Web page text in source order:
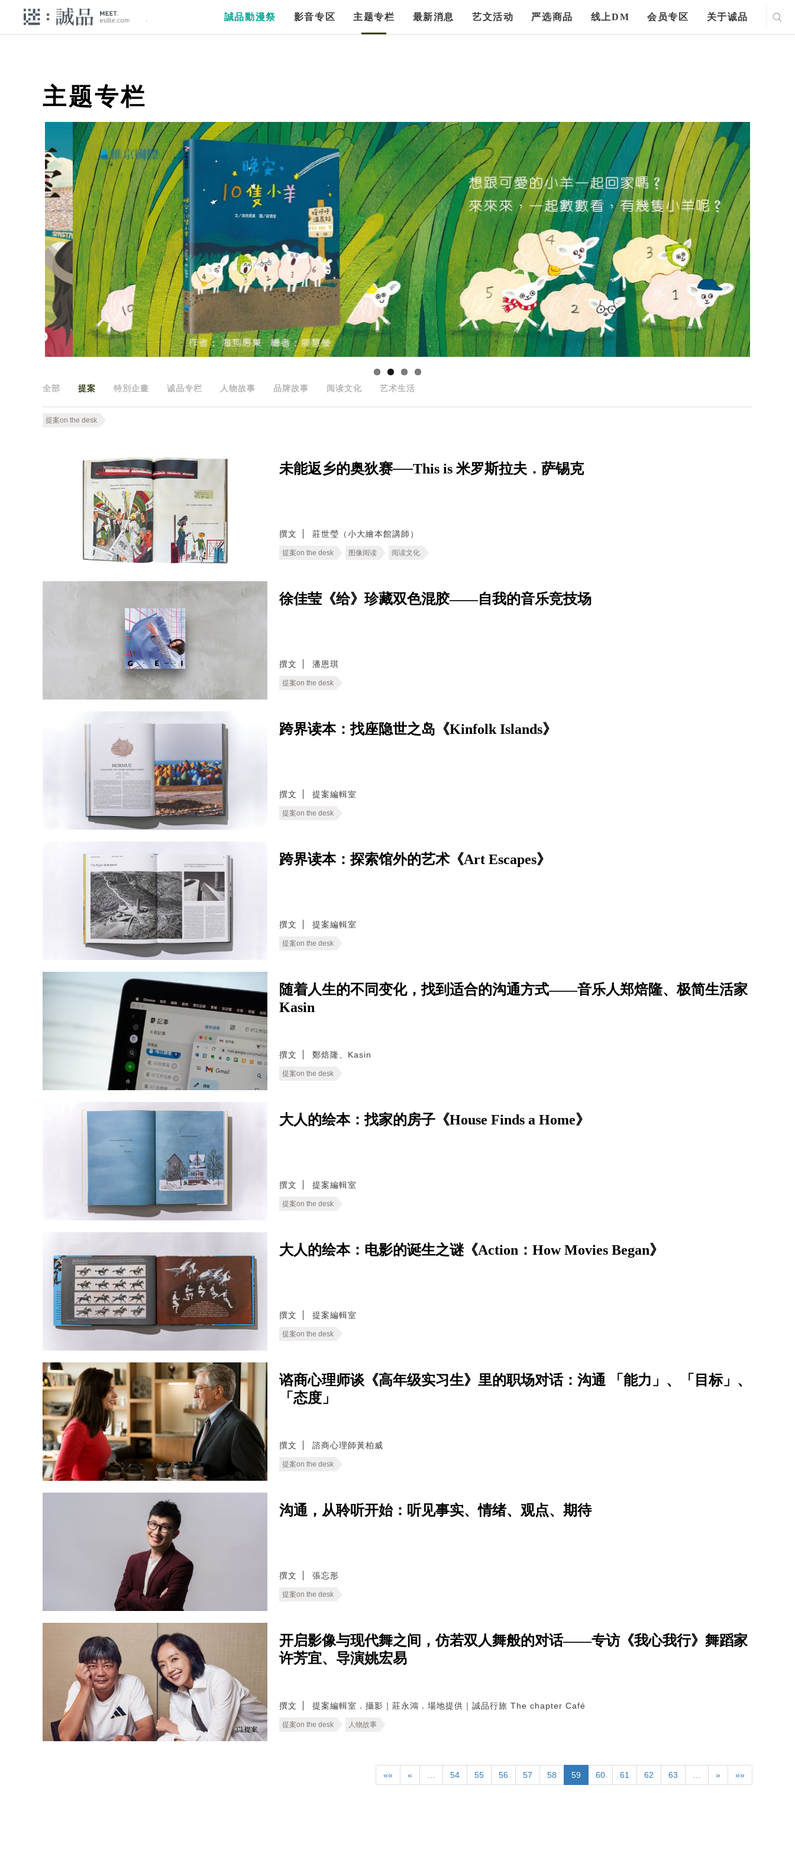
誠品動漫祭 影音专区 主题专栏 最新消息 艺文活动 严选商品 线上DM 会员专区 关于诚品
主题专栏
全部 提案 特別企畫 诚品专栏 人物故事 品牌故事 阅读文化 艺术生活
提案on the desk
未能返乡的奥狄赛──This is 米罗斯拉夫．萨锡克
撰文 莊世瑩（小大繪本館講師）
提案on the desk 图像阅读 阅读文化
徐佳莹《给》珍藏双色混胶——自我的音乐竞技场
撰文 潘恩琪
提案on the desk
跨界读本：找座隐世之岛《Kinfolk Islands》
撰文 提案編輯室
提案on the desk
跨界读本：探索馆外的艺术《Art Escapes》
撰文 提案編輯室
提案on the desk
随着人生的不同变化，找到适合的沟通方式——音乐人郑焙隆、极简生活家
Kasin
撰文 鄭焙隆、Kasin
提案on the desk
大人的绘本：找家的房子《House Finds a Home》
撰文 提案編輯室
提案on the desk
大人的绘本：电影的诞生之谜《Action：How Movies Began》
撰文 提案編輯室
提案on the desk
谘商心理师谈《高年级实习生》里的职场对话：沟通 「能力」、「目标」、
「态度」
撰文 諮商心理師黃柏威
提案on the desk
沟通，从聆听开始：听见事实、情绪、观点、期待
撰文 張忘形
提案on the desk
开启影像与现代舞之间，仿若双人舞般的对话——专访《我心我行》舞蹈家
许芳宜、导演姚宏易
撰文 提案編輯室．攝影｜莊永鴻．場地提供｜誠品行旅 The chapter Café
提案on the desk 人物故事
«« « … 54 55 56 57 58 59 60 61 62 63 … » »»